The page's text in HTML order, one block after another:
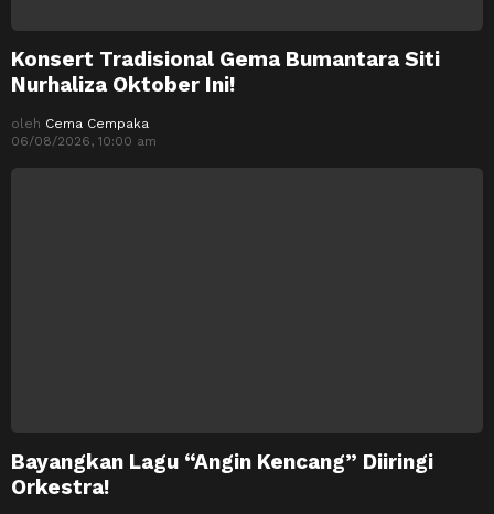
Konsert Tradisional Gema Bumantara Siti
Nurhaliza Oktober Ini!
oleh Cema Cempaka
06/08/2026, 10:00 am
Bayangkan Lagu “Angin Kencang” Diiringi
Orkestra!